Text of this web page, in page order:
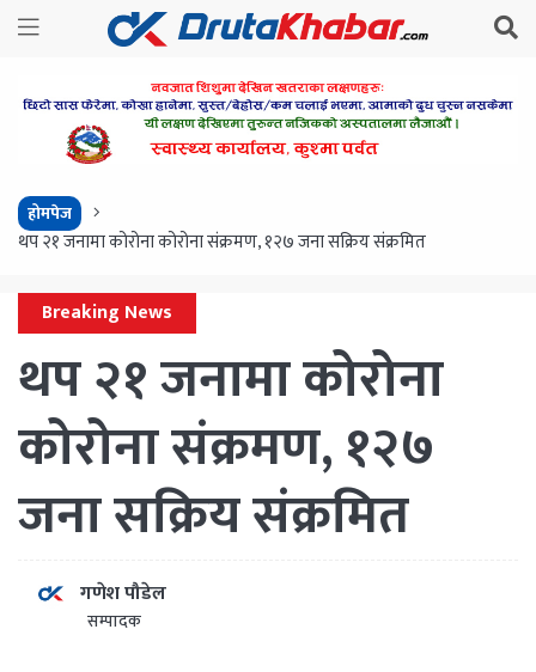
होमपेज
थप २१ जनामा कोरोना कोरोना संक्रमण, १२७ जना सक्रिय संक्रमित
Breaking News
थप २१ जनामा कोरोना
कोरोना संक्रमण, १२७
जना सक्रिय संक्रमित
गणेश पौडेल
सम्पादक